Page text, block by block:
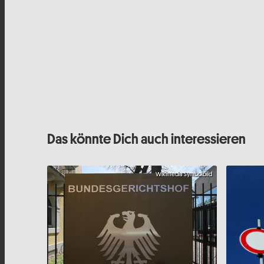
Das könnte Dich auch interessieren
Wikimedia Symbolbild